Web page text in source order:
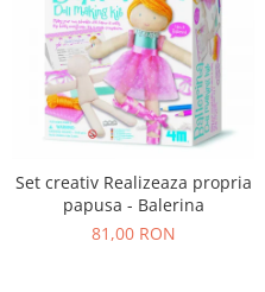
Set creativ Realizeaza propria
papusa - Balerina
81,00 RON